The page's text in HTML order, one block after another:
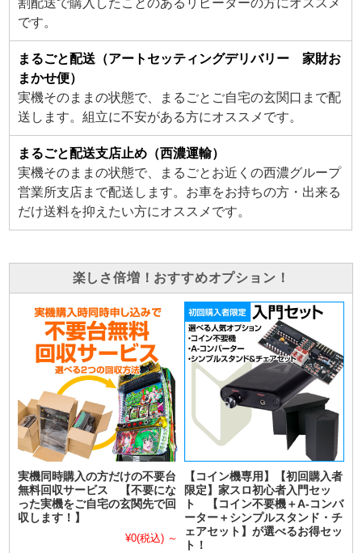
です。
まるごと配送（アートセッティングデリバリー 家財お
まかせ便）
実機そのままの状態で、まるごとご自宅の玄関口まで配
送します。組立に不安がある方にオススメです。
まるごと配送支店止め（西濃運輸）
実機そのままの状態で、まるごとお近くの西濃グループ
営業所支店まで配送します。お車をお持ちの方・出来る
だけ送料を抑えたい方にオススメです。
楽しさ倍増！おすすめオプション！
実機同時購入の方だけの不要台
無料回収サービス 【不要にな
った実機をご自宅の玄関先で回
収します！】
¥0(税込) ～
【コイン機専用】【初回購入者
限定】家スロ初心者入門セッ
ト 【コイン不要機＋A-コンバ
ーター＋シンプルスタンド・チ
ェアセット】が選べるお得セッ
ト！